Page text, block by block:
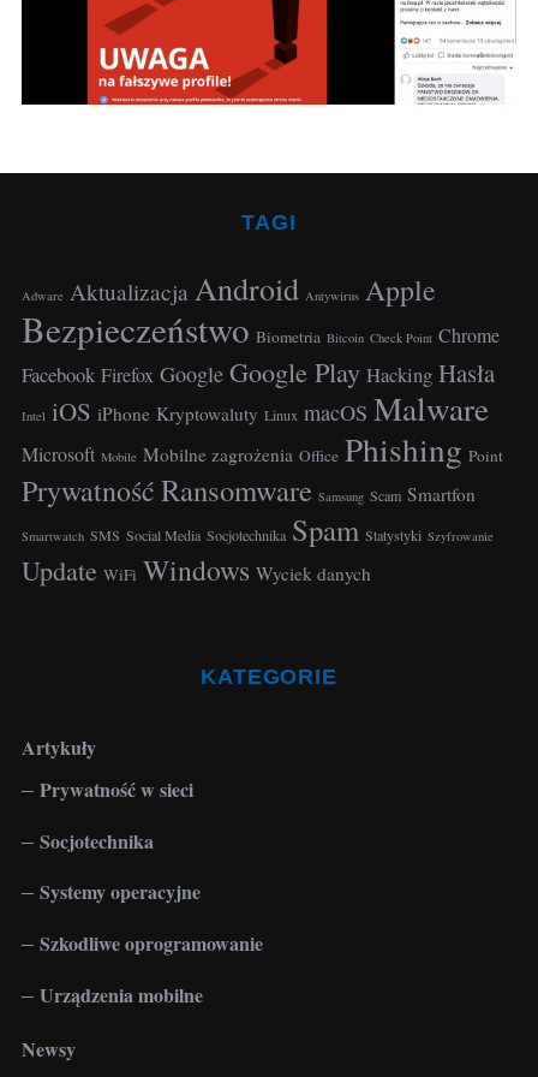
r
:
TAGI
Adware Aktualizacja Android Antywirus Apple
Bezpieczeństwo Biometria Bitcoin Check Point Chrome
Facebook Firefox Google Google Play Hacking Hasła
Intel iOS iPhone Kryptowaluty Linux macOS Malware
Microsoft Mobile Mobilne zagrożenia Office Phishing Point
PrywatnośćRansomware Samsung Scam Smartfon
Smartwatch SMS Social Media Socjotechnika Spam Statystyki Szyfrowanie
Update WiFi Windows Wyciek danych
KATEGORIE
Artykuły
Prywatność w sieci
Socjotechnika
Systemy operacyjne
Szkodliwe oprogramowanie
Urządzenia mobilne
Newsy
S
e
a
c
h
f
o